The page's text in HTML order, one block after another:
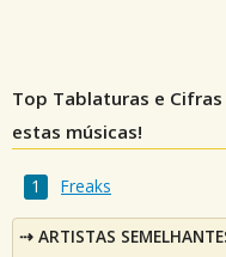
Top Tablaturas e
estas músicas!
Freaks
ARTISTAS